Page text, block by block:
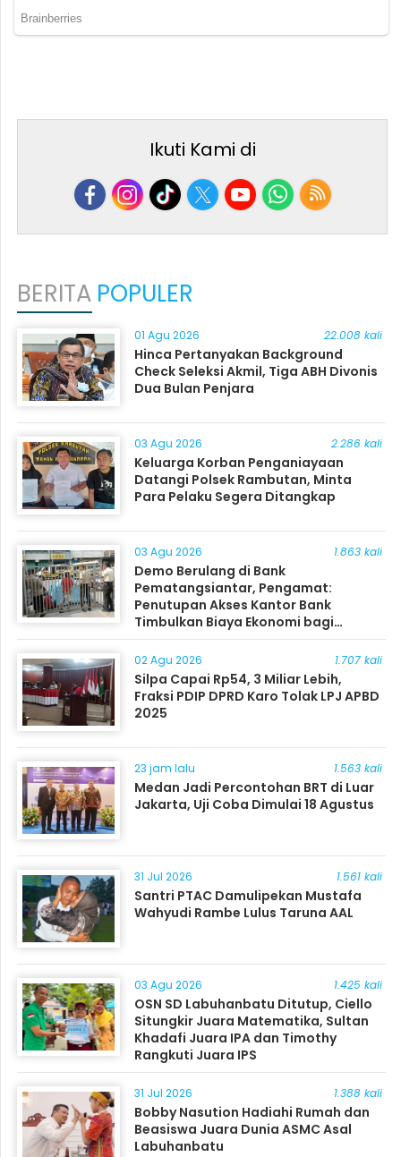
Ikuti Kami di
BERITA POPULER
01 Agu 2026 22.008 kali
Hinca Pertanyakan Background
Check Seleksi Akmil, Tiga ABH Divonis
Dua Bulan Penjara
03 Agu 2026 2.286 kali
Keluarga Korban Penganiayaan
Datangi Polsek Rambutan, Minta
Para Pelaku Segera Ditangkap
03 Agu 2026 1.863 kali
Demo Berulang di Bank
Pematangsiantar, Pengamat:
Penutupan Akses Kantor Bank
Timbulkan Biaya Ekonomi bagi
Masyarakat
02 Agu 2026 1.707 kali
Silpa Capai Rp54, 3 Miliar Lebih,
Fraksi PDIP DPRD Karo Tolak LPJ APBD
2025
23 jam lalu 1.563 kali
Medan Jadi Percontohan BRT di Luar
Jakarta, Uji Coba Dimulai 18 Agustus
31 Jul 2026 1.561 kali
Santri PTAC Damulipekan Mustafa
Wahyudi Rambe Lulus Taruna AAL
03 Agu 2026 1.425 kali
OSN SD Labuhanbatu Ditutup, Ciello
Situngkir Juara Matematika, Sultan
Khadafi Juara IPA dan Timothy
Rangkuti Juara IPS
31 Jul 2026 1.388 kali
Bobby Nasution Hadiahi Rumah dan
Beasiswa Juara Dunia ASMC Asal
Labuhanbatu